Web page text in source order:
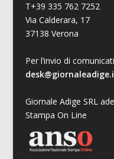
T+39 335 762 7252
Via Calderara, 17
37138 Verona
Per l’invio di
Giornale Adige SRL
Stampa On Line